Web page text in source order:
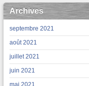
Archives
septembre 2021
août 2021
juillet 2021
juin 2021
mai 2021